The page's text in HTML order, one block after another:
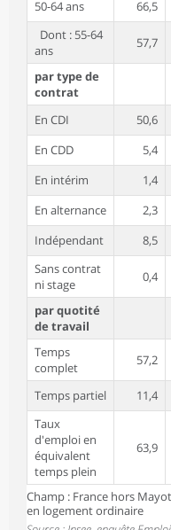
50-64 ans 66,5
Dont : 55-64
ans
57,7
par type de
contrat
En CDI
50,6
En CDD
5,4
En intérim
1,4
En alternance
2,3
Indépendant
8,5
Sans contrat
ni stage
0,4
par quotité
de travail
Temps
complet
57,2
Temps partiel 11,4
Taux
d'emploi en
équivalent
temps plein
63,9
Champ : France hors
en logement ordinaire